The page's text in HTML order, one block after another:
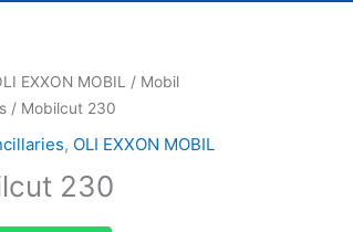
EXXON MOBIL / Mobil
/ Mobilcut 230
, OLI EXXON MOBIL
230